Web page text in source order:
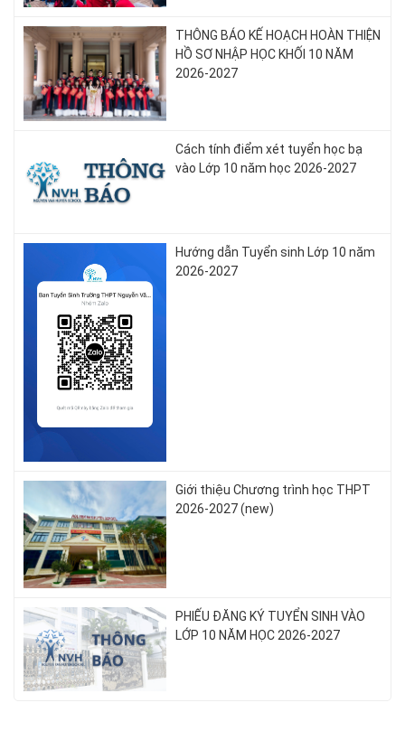
THÔNG BÁO KẾ HOẠCH HOÀN THIỆN
HỒ SƠ NHẬP HỌC KHỐI 10 NĂM
2026-2027
Cách tính điểm xét tuyển học bạ
vào Lớp 10 năm học 2026-2027
Hướng dẫn Tuyển sinh Lớp 10 năm
2026-2027
Giới thiệu Chương trình học THPT
2026-2027 (new)
PHIẾU ĐĂNG KÝ TUYỂN SINH VÀO
LỚP 10 NĂM HỌC 2026-2027